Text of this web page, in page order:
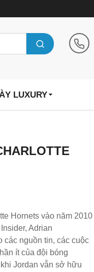
LUXURY
Hornets vào năm 2010
Adrian
các nguồn tin, các cuộc
ít của đội bóng
Jordan vẫn sở hữu